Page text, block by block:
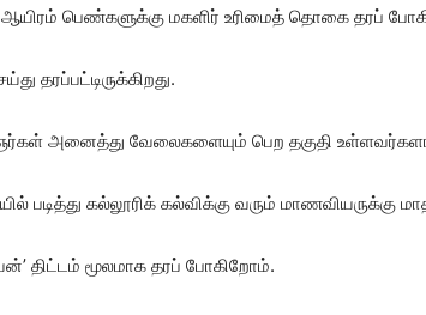
ஆயிரம் பெண்களுக்கு மகளிர் உரிமைத் தொகை தரப்
தரப்பட்டிருக்கிறது.
அனைத்து வேலைகளையும் பெற தகுதி
படித்து கல்லூரிக் கல்விக்கு வரும் மாணவியருக்கு
திட்டம் மூலமாக தரப் போகிறோம்.